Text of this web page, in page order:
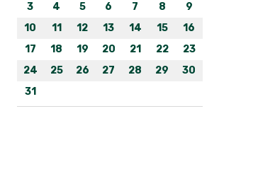
3
4 5 6 7 8
9
10
11 12 13 14 15
16
17
18 19 20 21 22
23
24
25 26 27 28 29
30
31